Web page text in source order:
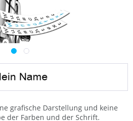
grafische Darstellung und keine
der Farben und der Schrift.